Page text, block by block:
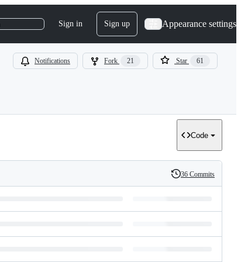
Sign in Sign up Appearance settings
Notifications Fork 21 Star 61
Code
History
36 Commits